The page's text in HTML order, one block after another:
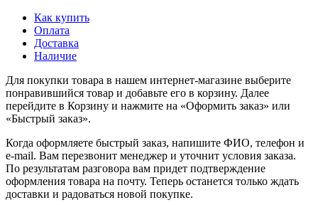
Как купить
Оплата
Доставка
Наличие
Для покупки товара в нашем интернет-магазине выберите
понравившийся товар и добавьте его в корзину. Далее
перейдите в Корзину и нажмите на «Оформить заказ» или
«Быстрый заказ».
Когда оформляете быстрый заказ, напишите ФИО, телефон и
e-mail. Вам перезвонит менеджер и уточнит условия заказа.
По результатам разговора вам придет подтверждение
оформления товара на почту. Теперь останется только ждать
доставки и радоваться новой покупке.